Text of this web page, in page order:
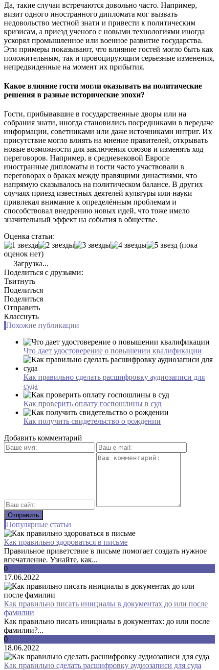
Да, такие случаи встречаются довольно часто. Например,
визит одного иностранного дипломата мог вызвать
недовольство местной знати и привести к политическим
кризисам, а приезд ученого с новыми технологиями иногда
ускорял промышленное или военное развитие государства.
Эти примеры показывают, что влияние гостей могло быть как
положительным, так и провоцирующим серьезные изменения,
непредвиденные на момент их прибытия.
Какое влияние гости могли оказывать на политические
решения в разные исторические эпохи?
Гости, прибывавшие в государственные дворы или на
собрания знати, иногда становились посредниками в передаче
информации, советниками или даже источниками интриг. Их
присутствие могло влиять на мнение правителей, открывать
новые возможности для заключения союзов и изменять ход
переговоров. Например, в средневековой Европе
иностранные дипломаты и гости часто участвовали в
переговорах о браках между правящими династиями, что
напрямую сказывалось на политическом балансе. В других
случаях приезд известных деятелей культуры или науки
привлекал внимание к определённым проблемам и
способствовал внедрению новых идей, что тоже имело
значительный эффект на события в обществе.
Оценка статьи:
(пока
оценок нет)
Загрузка...
Поделиться с друзьями:
Твитнуть
Поделиться
Поделиться
Отправить
Класснуть
Похожие публикации
Что дает удостоверение о повышении квалификации
Как правильно сделать расшифровку аудиозаписи для
суда
Как проверить оплату госпошлины в суд
Как получить свидетельство о рождении
Добавить комментарий
Популярные статьи
Как правильно здороваться в письме
Правильное приветствие в письме помогает создать нужное
впечатление. Узнайте, как...
0
17.06.2022
Как правильно писать инициалы в документах до или после
фамилии
Как правильно писать инициалы в документах: до или после
фамилии?...
0
18.06.2022
Как правильно сделать расшифровку аудиозаписи для суда